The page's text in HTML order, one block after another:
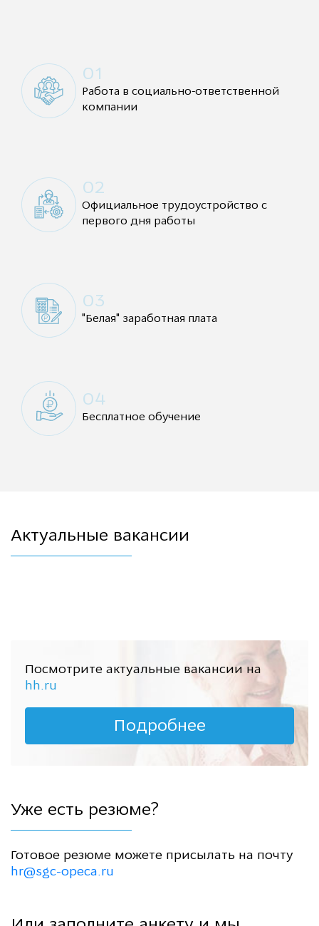
01
Работа в социально-ответственной
компании
02
Официальное трудоустройство с
первого дня работы
03
"Белая" заработная плата
04
Бесплатное обучение
Актуальные вакансии
Посмотрите актуальные вакансии на
hh.ru
Подробнее
Уже есть резюме?
Готовое резюме можете присылать на почту
hr@sgc-opeca.ru